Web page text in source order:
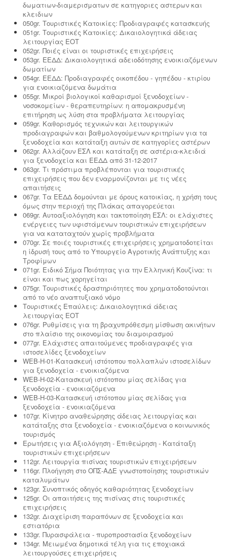
δωματιων-διαμερισματων σε κατηγοριες αστερων και
κλειδιων
050gr. Τουριστικές Κατοικίες: Προδιαγραφές κατασκευής
051gr. Τουριστικές Κατοικίες: Δικαιολογητικά άδειας
λειτουργίας ΕΟΤ
052gr. Ποιές είναι οι τουριστικές επιχειρήσεις
053gr. ΕΕΔΔ: Δικαιολογητικά αδειοδότησης ενοικιαζόμενων
δωματίων
054gr. ΕΕΔΔ: Προδιαγραφές οικοπέδου - γηπέδου - κτιρίου
για ενοικιαζόμενα δωμάτια
055gr. Μικροί βιολογικοί καθαρισμοί ξενοδοχείων -
νοσοκομείων - θεραπευτηρίων: η απομακρυσμένη
επιτήρηση ως λύση στα προβλήματα λειτουργίας
059gr. Καθορισμός τεχνικών και λειτουργικών
προδιαγραφών και βαθμολογούμενων κριτηρίων για τα
ξενοδοχεία και κατάταξη αυτών σε κατηγορίες αστέρων
062gr. Αλλάζουν ΕΣΛ και κατάταξη σε αστέρια-κλειδιά
για ξενοδοχεία και ΕΕΔΔ από 31-12-2017
063gr. Τι πρόστιμα προβλέπονται για τουριστικές
επιχειρήσεις που δεν εναρμονίζονται με τις νέες
απαιτήσεις
067gr. Τα ΕΕΔΔ δομούνται με όρους κατοικίας, η χρήση τους
όμως στην περιοχή της Πλάκας απαγορεύεται
069gr. Αυτοαξιολόγηση και τακτοποίηση ΕΣΛ: οι ελάχιστες
ενέργειες των υφιστάμενων τουριστικών επιχειρήσεων
για να καταταχτούν χωρίς προβλήματα
070gr. Σε ποιές τουριστικές επιχειρήσεις χρηματοδοτείται
η ίδρυσή τους από το Υπουργείο Αγροτικής Ανάπτυξης και
Τροφίμων
071gr. Ειδικό Σήμα Ποιότητας για την Ελληνική Κουζίνα: τι
είναι και πως χορηγείται
075gr. Τουριστικές δραστηριότητες που χρηματοδοτούνται
από το νέο αναπτυξιακό νόμο
Τουριστικές Επαύλεις: Δικαιολογητικά άδειας
λειτουργίας ΕΟΤ
076gr. Ρυθμίσεις για τη βραχυπρόθεσμη μίσθωση ακινήτων
στο πλαίσιο της οικονομίας του διαμοιρασμού
077gr. Ελάχιστες απαιτούμενες προδιαγραφές για
ιστοσελίδες ξενοδοχείων
WEB-H-01-Κατασκευή ιστότοπου πολλαπλών ιστοσελίδων
για ξενοδοχεία - ενοικιαζόμενα
WEB-H-02-Κατασκευή ιστότοπου μίας σελίδας για
ξενοδοχεία - ενοικιαζόμενα
WEB-H-03-Κατασκευή ιστότοπου μίας σελίδας για
ξενοδοχεία - ενοικιαζόμενα
107gr. Κίνητρο αναθεώρησης άδειας λειτουργίας και
κατάταξης στα ξενοδοχεία - ενοικιαζόμενα ο κοινωνικός
τουρισμός
Ερωτήσεις για Αξιολόγηση - Επιθεώρηση - Κατάταξη
τουριστικών επιχειρήσεων
112gr. Λειτουργία πισίνας τουριστικών επιχειρήσεων
116gr. Πλοήγηση στο ΟΠΣ-ΑΔΕ γνωστοποίησης τουριστικών
καταλυμάτων
123gr. Συνοπτικός οδηγός καθαριότητας ξενοδοχείων
125gr. Οι απαιτήσεις της πισίνας στις τουριστικές
επιχειρήσεις
132gr. Διαχείριση παραπόνων σε ξενοδοχεία και
εστιατόρια
133gr. Πυρασφάλεια - πυροπροστασία ξενοδοχείων
134gr. Μειωμένα δημοτικά τέλη για τις εποχιακά
λειτουργούσες επιχειρήσεις